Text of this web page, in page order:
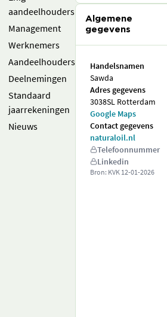
aandeelhouders
Management
Werknemers
Aandeelhouders
Deelnemingen
Standaard
jaarrekeningen
Nieuws
Algemene
gegevens
Handelsnamen
Sawda
Adres gegevens
3038SL Rotterdam
Google Maps
Contact gegevens
naturaloil.nl
Telefoonnummer
Linkedin
Bron: KVK 12-01-2026